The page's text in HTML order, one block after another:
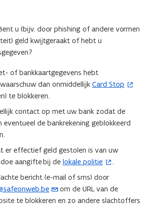
n
s
t
r
)
t
i
n
i
e
w
v
n
s
t
e
r
u (bijv. door phishing of andere vormen
geld kwijtgeraakt of hebt u
of bankkaartgegevens hebt
dan onmiddellijk Card Stop
(
p
e
i
n
n
i
e
te blokkeren.
contact op met uw bank zodat de
eventueel de bankrekening geblokkeerd
er effectief geld gestolen is van uw
aangifte bij de lokale politie
(
o
p
e
.
bericht (e-mail of sms) door
om de URL van de
te blokkeren en zo andere slachtoffers